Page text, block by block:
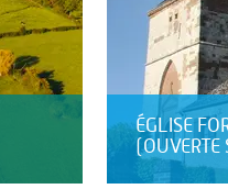
ÉGLISE
(OUVERTE